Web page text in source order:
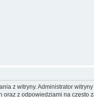
z witryny. Administrator
z odpowiedziami na często